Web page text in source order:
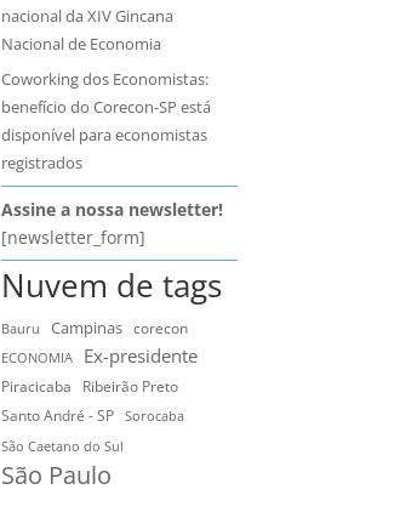
nacional da XIV Gincana
Nacional de Economia
Coworking dos Economistas:
benefício do Corecon-SP está
disponível para economistas
registrados
Assine a nossa newsletter!
[newsletter_form]
Nuvem de tags
Bauru Campinas
corecon
ECONOMIA
Ex-presidente
Piracicaba
Ribeirão Preto
Santo André - SP
Sorocaba
São Caetano do Sul
São Paulo